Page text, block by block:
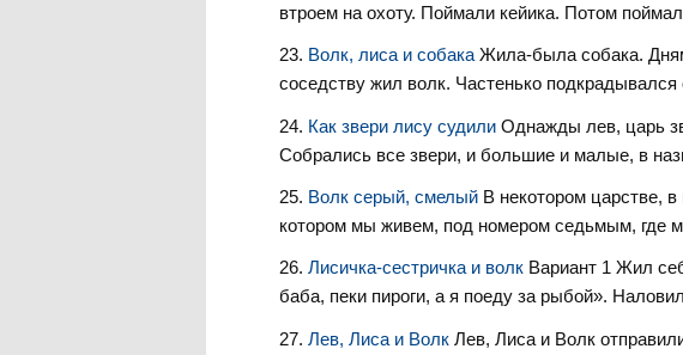
втроем на охоту. Поймали кейика. Потом
Волк, лиса и собака Жила-была собака.
соседству жил волк. Частенько подкрадывался
Как звери лису судили Однажды лев, царь
Собрались все звери, и большие и малые, в
Волк серый, смелый В некотором царстве, в
котором мы живем, под номером седьмым, где
Лисичка-сестричка и волк Вариант 1 Жил
баба, пеки пироги, а я поеду за рыбой».
Лев, Лиса и Волк Лев, Лиса и Волк